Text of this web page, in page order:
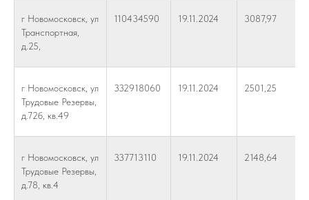
г Новомосковск, ул
Транспортная,
д.25,
110434590 19.11.2024 3087,97
г Новомосковск, ул
Трудовые Резервы,
д.72б, кв.49
332918060 19.11.2024 2501,25
г Новомосковск, ул
Трудовые Резервы,
д.78, кв.4
337713110 19.11.2024 2148,64